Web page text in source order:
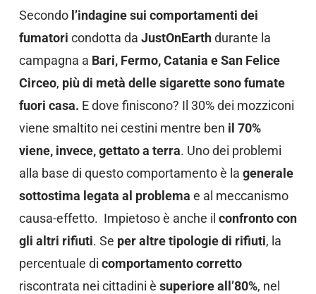
Secondo l’indagine sui comportamenti dei
fumatori condotta da JustOnEarthdurante la
campagna a Bari, Fermo, Catania e San Felice
Circeo, più di metà delle sigarette sono fumate
fuori casa. E dove finiscono? Il 30% dei mozziconi
viene smaltito nei cestini mentre ben il 70%
viene, invece, gettato a terra. Uno dei problemi
alla base di questo comportamento è la generale
sottostima legata al problema e al meccanismo
causa-effetto. Impietoso è anche il confronto con
gli altri rifiuti. Se per altre tipologie di rifiuti, la
percentuale di comportamento corretto
riscontrata nei cittadini è superiore all’80%, nel